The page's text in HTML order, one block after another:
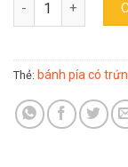
Thẻ: bánh pía có